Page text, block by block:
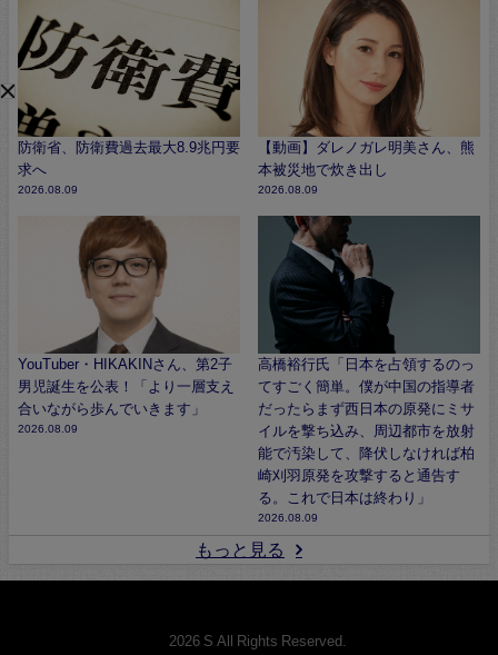
防衛省、防衛費過去最大8.9兆円要
求へ
2026.08.09
【動画】ダレノガレ明美さん、熊
本被災地で炊き出し
2026.08.09
YouTuber・HIKAKINさん、第2子
男児誕生を公表！「より一層支え
合いながら歩んでいきます」
2026.08.09
高橋裕行氏「日本を占領するのっ
てすごく簡単。僕が中国の指導者
だったらまず西日本の原発にミサ
イルを撃ち込み、周辺都市を放射
能で汚染して、降伏しなければ柏
崎刈羽原発を攻撃すると通告す
る。これで日本は終わり」
2026.08.09
もっと見る
© 2026 S All Rights Reserved.